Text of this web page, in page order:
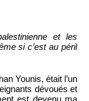
et les
si c’est au péril
Younis, était l’un
dévoués et
est devenu ma